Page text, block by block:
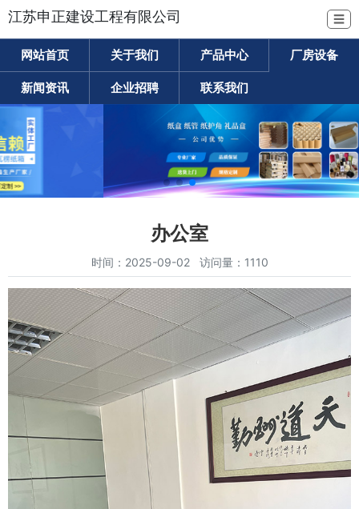
江苏申正建设工程有限公司 ☰
网站首页 关于我们 产品中心 厂房设备
新闻资讯 企业招聘 联系我们
办公室
时间：2025-09-02 访问量：1110